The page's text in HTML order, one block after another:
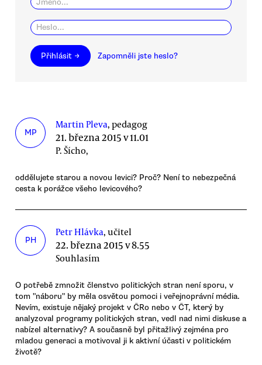
Přihlásit → Zapomněli jste heslo?
MP
Martin Pleva, pedagog
21. března 2015 v 11.01
P. Šícho,
oddělujete starou a novou levici? Proč? Není to nebezpečná
cesta k porážce všeho levicového?
PH
Petr Hlávka, učitel
22. března 2015 v 8.55
Souhlasím
O potřebě zmnožit členstvo politických stran není sporu, v
tom "náboru" by měla osvětou pomoci i veřejnoprávní média.
Nevím, existuje nějaký projekt v ČRo nebo v ČT, který by
analyzoval programy politických stran, vedl nad nimi diskuse a
nabízel alternativy? A současně byl přitažlivý zejména pro
mladou generaci a motivoval ji k aktivní účasti v politickém
životě?